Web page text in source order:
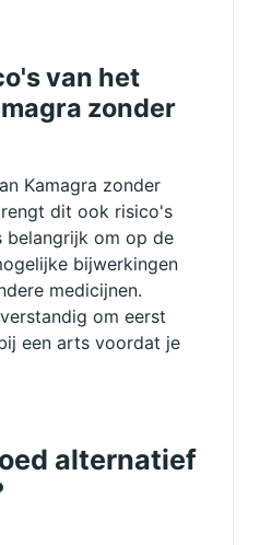
van het
zonder
Kamagra zonder
dit ook risico's
belangrijk om op de
bijwerkingen
medicijnen.
om eerst
een arts voordat je
alternatief